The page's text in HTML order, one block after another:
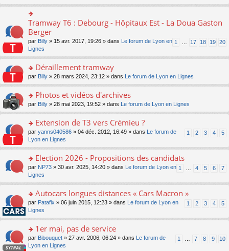
ré
c
e
nt
n
lu
le
pl
u
s
ré
c
e
nt
g
n
o
n
lu
le
u
s
ré
c
e
m
e
s
g
o
n
lu
pl
u
s
ré
c
e
s
ult
er
le
m
e
s
s
a
e
o
n
lu
pl
u
s
ré
c
e
nt
o
n
ult
er
le
m
e
s
a
g
e
n
o
n
pl
u
s
ré
c
nt
Tramway T6 : Debourg - Hôpitaux Est - La Doua Gaston
Berger
1 17 18 19 20
par Billy » 15 avr. 2017, 19:26 » dans
Le forum de Lyon en
Lignes
o
n
ult
er
le
m
e
s
g
e
n
o
n
le
s
ré
Déraillement tramway
par Billy » 28 mars 2024, 23:12 » dans Le forum de Lyon en Lignes
o
n
ult
er
le
m
e
s
s
e
n
o
n
lu
pl
Photos et vidéos d'archives
par Billy » 28 mai 2023, 19:52 » dans Le forum de Lyon en Lignes
o
s
er
le
m
e
s
s
a
n
o
n
Extension de T3 vers Crémieu ?
1 2 3 4 5
par yanns040586 » 04 déc. 2012, 16:49 » dans
Le forum de
Lyon en Lignes
o
s
er
le
m
e
s
s
a
Election 2026 - Propositions des candidats
1 4 5 6 7
par NP73 » 30 avr. 2025, 14:20 » dans
Le forum de Lyon en
Lignes
o
s
er
le
m
Autocars longues distances « Cars Macron »
1 2 3 4 5
par Patafix » 06 juin 2015, 12:23 » dans
Le forum de Lyon en
Lignes
o
1er mai, pas de service
1 7 8 9 10
par Bibouquet » 27 avr. 2006, 06:24 » dans
Le forum de
Lyon en Lignes